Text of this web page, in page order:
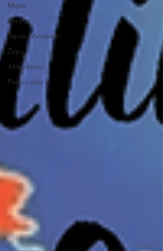
Mięso
Porady
Tapas / Antipasti
Zupy
Aktualności
Pasty i dipy